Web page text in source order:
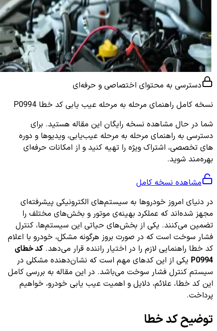
دسترسی به محتوای اختصاصی و حرفه‌ای
نسخه کامل راهنمای مرحله به مرحله عیب یابی کد خطا P0994
شما در حال مشاهده نسخه رایگان این مقاله هستید. برای
دسترسی به راهنمای مرحله به مرحله عیب‌یابی، ویدیوها و دوره
های تخصصی، اشتراک ویژه را تهیه کنید و از امکانات حرفه‌ای
بهره‌مند شوید.
مشاهده نسخه کامل
در دنیای امروز خودروها به سیستم‌های الکترونیکی پیشرفته‌ای
مجهز شده‌اند که عملکرد بهینه‌ی موتور و بخش‌های مختلف را
تضمین می‌کنند. یکی از بخش‌های حیاتی این سیستم‌ها، کنترل
فشار سوخت است که در صورت بروز هرگونه مشکل، خودرو با اعلام
کد خطا راهنمایی لازم را در اختیار راننده قرار می‌دهد. کد خطای
P0994 یکی از این کدهای مهم است که نشان‌دهنده مشکلی در
سیستم کنترل فشار سوخت می‌باشد. در این مقاله به بررسی کامل
این کد خطا، علائم، دلایل و اهمیت عیب یابی خودرو، خواهیم
پرداخت.
توضیح کد خطا